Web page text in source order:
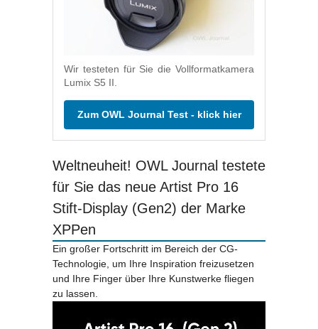
Wir testeten für Sie die Vollformatkamera
Lumix S5 II.
Zum OWL Journal Test - klick hier
Weltneuheit! OWL Journal testete
für Sie das neue Artist Pro 16
Stift-Display (Gen2) der Marke
XPPen
Ein großer Fortschritt im Bereich der CG-
Technologie, um Ihre Inspiration freizusetzen
und Ihre Finger über Ihre Kunstwerke fliegen
zu lassen.